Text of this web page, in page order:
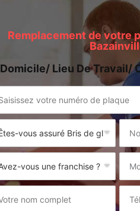
Remplacement de votre
Domicile/ Lieu De Travail/